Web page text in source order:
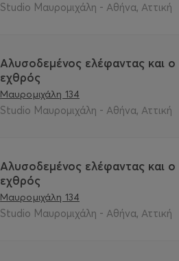
Studio Μαυρομιχάλη - Αθήνα, Αττική
Αλυσοδεμένος ελέφαντας και
εχθρός
Μαυρομιχάλη 134
Studio Μαυρομιχάλη - Αθήνα, Αττική
Αλυσοδεμένος ελέφαντας και
εχθρός
Μαυρομιχάλη 134
Studio Μαυρομιχάλη - Αθήνα, Αττική